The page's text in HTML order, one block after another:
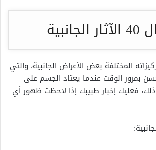
المختلفة بعض الأعراض الجانبية، والتي
بمرور الوقت عندما يعتاد الجسم على
ذلك، فعليك إخبار طبيبك إذا لاحظت ظهور أي